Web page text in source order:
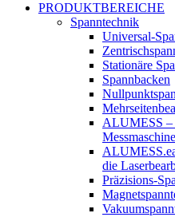
PRODUKTBEREICHE
Spanntechnik
Universal-
Stationäre
Spannbacken
ALUMESS –
die
Präzisions-